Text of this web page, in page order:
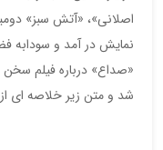
اصلانی»، «آتش سبز»
نمایش در آمد و سودابه
شد و متن زیر خلاصه ای